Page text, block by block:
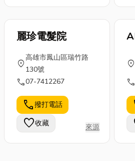
麗珍電髮院
location_on
高雄市鳳山區瑞竹路
130號
call07-7412267
call撥打電話
favorite收藏 來源
location_on
call